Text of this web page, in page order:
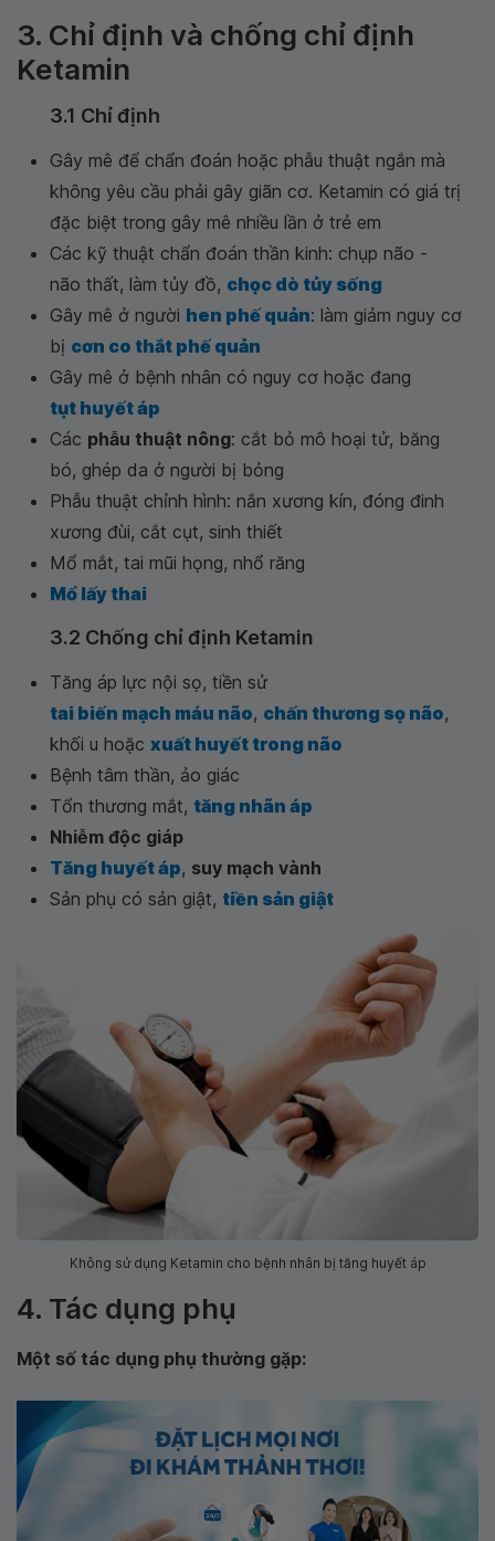
3. Chỉ định và chống chỉ định
Ketamin
3.1 Chỉ định
Gây mê để chẩn đoán hoặc phẫu thuật ngắn mà
không yêu cầu phải gây giãn cơ. Ketamin có giá trị
đặc biệt trong gây mê nhiều lần ở trẻ em
Các kỹ thuật chẩn đoán thần kinh: chụp não -
não thất, làm tủy đồ, chọc dò tủy sống
Gây mê ở người hen phế quản: làm giảm nguy cơ
bị cơn co thắt phế quản
Gây mê ở bệnh nhân có nguy cơ hoặc đang
tụt huyết áp
Các phẫu thuật nông: cắt bỏ mô hoại tử, băng
bó, ghép da ở người bị bỏng
Phẫu thuật chỉnh hình: nắn xương kín, đóng đinh
xương đùi, cắt cụt, sinh thiết
Mổ mắt, tai mũi họng, nhổ răng
Mổ lấy thai
3.2 Chống chỉ định Ketamin
Tăng áp lực nội sọ, tiền sử
tai biến mạch máu não, chấn thương sọ não,
khối u hoặc xuất huyết trong não
Bệnh tâm thần, ảo giác
Tổn thương mắt, tăng nhãn áp
Nhiễm độc giáp
Tăng huyết áp, suy mạch vành
Sản phụ có sản giật, tiền sản giật
Không sử dụng Ketamin cho bệnh nhân bị tăng huyết áp
4. Tác dụng phụ
Một số tác dụng phụ thường gặp: